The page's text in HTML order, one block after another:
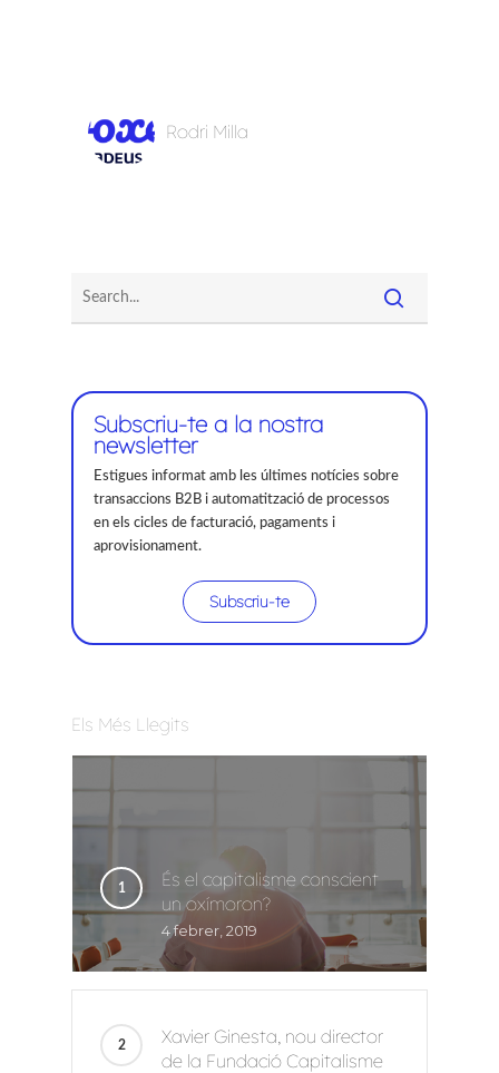
Rodri Milla
Subscriu-te a la nostra
newsletter
Estigues informat amb les últimes notícies sobre
transaccions B2B i automatització de processos
en els cicles de facturació, pagaments i
aprovisionament.
Subscriu-te
Els Més Llegits
És el capitalisme conscient
un oxímoron?
4 febrer, 2019
Xavier Ginesta, nou director
de la Fundació Capitalisme